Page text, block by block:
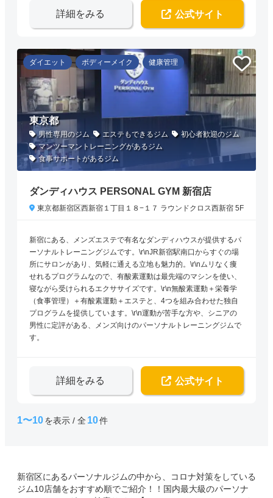
詳細をみる 公式サイト
ダイエット ボディーメイク 健康管理
東京都
男性専用のジム エステもできるジム
初心者歓迎のジム
マンツーマントレーニングがあるジム
食事サポートがあるジム
ダンディハウス PERSONAL GYM 新宿店
東京都新宿区西新宿１丁目１８−１７ ラウンドクロス西新宿 5F
新宿にある、メンズエステで有名なダンディハウスが提供するパ
ーソナルトレーニングジムです。\r\nJR新宿駅南口からすぐの場
所にサロンがあり、気軽に通える立地も魅力的。\r\nムリなく痩
せれるプログラムなので、有酸素運動は最先端のマシンを使い、
寝ながら受けられるエクササイズです。\r\n無酸素運動＋栄養学
（食事管理）＋有酸素運動＋エステと、4つを組み合わせた独自
プログラムを提供しています。\r\n運動が苦手な方や、シニアの
男性に定評がある、メンズ向けのパーソナルトレーニングジムで
す。
詳細をみる 公式サイト
1〜10を表示 / 全 10件
新宿区にあるパーソナルジムの中から、コロナ対策をしている
ジム10店舗をおすすめ順でご紹介！！国内最大級のパーソナ